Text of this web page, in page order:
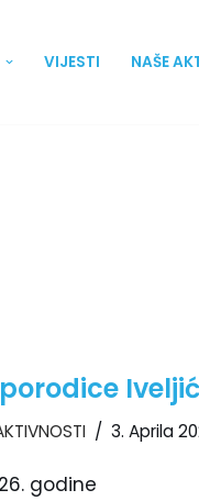
VIJESTI NAŠE
3. Aprila
godine